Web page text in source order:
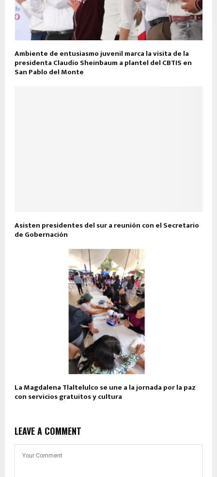
Ambiente de entusiasmo juvenil marca la visita de la
presidenta Claudio Sheinbaum a plantel del CBTIS en
San Pablo del Monte
Asisten presidentes del sur a reunión con el Secretario
de Gobernación
La Magdalena Tlaltelulco se une a la jornada por la paz
con servicios gratuitos y cultura
LEAVE A COMMENT